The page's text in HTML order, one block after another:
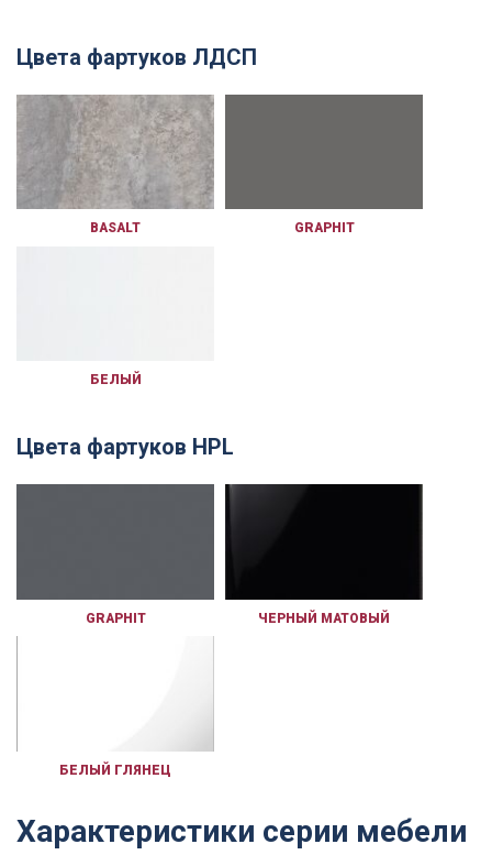
Цвета фартуков ЛДСП
BASALT GRAPHIT
БЕЛЫЙ
Цвета фартуков HPL
GRAPHIT ЧЕРНЫЙ МАТОВЫЙ
БЕЛЫЙ ГЛЯНЕЦ
Характеристики серии мебели